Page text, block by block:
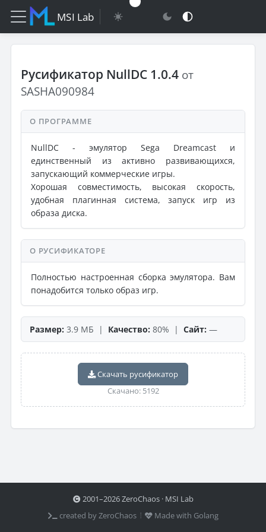
MSI Lab
Русификатор NullDC 1.0.4 от
SASHA090984
О ПРОГРАММЕ
NullDC - эмулятор Sega Dreamcast и
единственный из активно развивающихся,
запускающий коммерческие игры.
Хорошая совместимость, высокая скорость,
удобная плагинная система, запуск игр из
образа диска.
О РУСИФИКАТОРЕ
Полностью настроенная сборка эмулятора. Вам
понадобится только образ игр.
Размер: 3.9 МБ | Качество: 80% | Сайт: —
Скачать русификатор
Скачано: 5192
2001–2026 ZeroChaos · MSI Lab
created by ZeroChaos ⦙
Made with Golang